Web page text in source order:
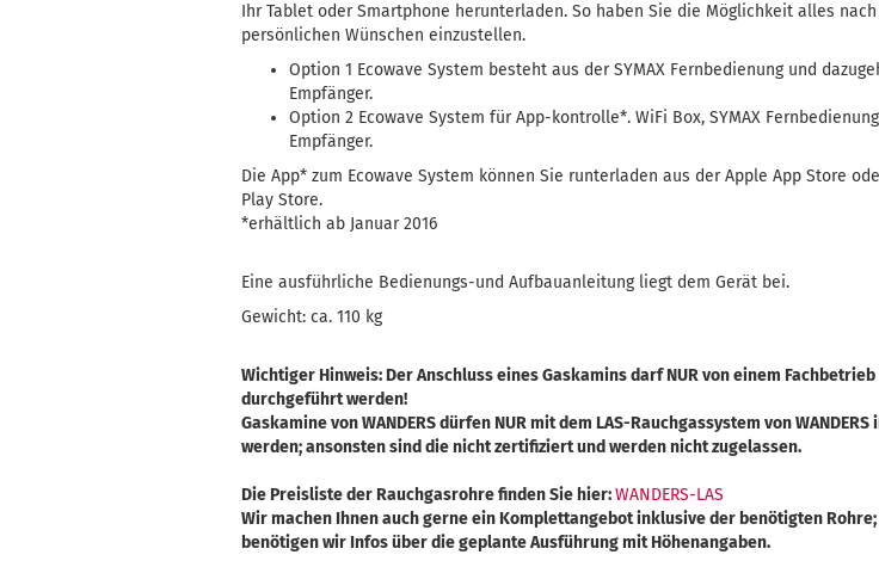
Ihr Tablet oder Smartphone herunterladen. So haben Sie die Möglichkeit alles
persönlichen Wünschen einzustellen.
Option 1 Ecowave System besteht aus der SYMAX Fernbedienung und
Empfänger.
Option 2 Ecowave System für App-kontrolle*. WiFi Box, SYMAX
Empfänger.
Die App* zum Ecowave System können Sie runterladen aus der Apple App Store
Play Store.
*erhältlich ab Januar 2016
Eine ausführliche Bedienungs-und Aufbauanleitung liegt dem Gerät bei.
Gewicht: ca. 110 kg
Wichtiger Hinweis: Der Anschluss eines Gaskamins darf NUR von einem Fachbetrieb
durchgeführt werden!
Gaskamine von WANDERS dürfen NUR mit dem LAS-Rauchgassystem von
werden; ansonsten sind die nicht zertifiziert und werden nicht zugelassen.
Die Preisliste der Rauchgasrohre finden Sie hier:WANDERS-LAS
Wir machen Ihnen auch gerne ein Komplettangebot inklusive der benötigten Rohre;
benötigen wir Infos über die geplante Ausführung mit Höhenangaben.